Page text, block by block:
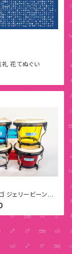
礼 花てぬぐい
ジェリービーンズ
デル）